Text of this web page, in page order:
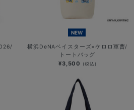
NEW
横浜DeNAベイスターズ×ケロロ軍曹/
トートバッグ
¥3,500 (税込)